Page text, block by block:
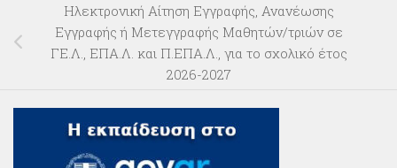
Ηλεκτρονική Αίτηση Εγγραφής, Ανανέωσης
Εγγραφής ή Μετεγγραφής Μαθητών/τριών σε
ΓΕ.Λ., ΕΠΑ.Λ. και Π.ΕΠΑ.Λ., για το σχολικό έτος
2026-2027